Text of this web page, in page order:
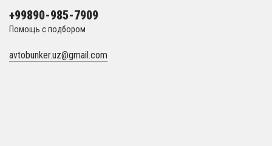
+99890-985-7909
Помощь с подбором
avtobunker.uz@gmail.com